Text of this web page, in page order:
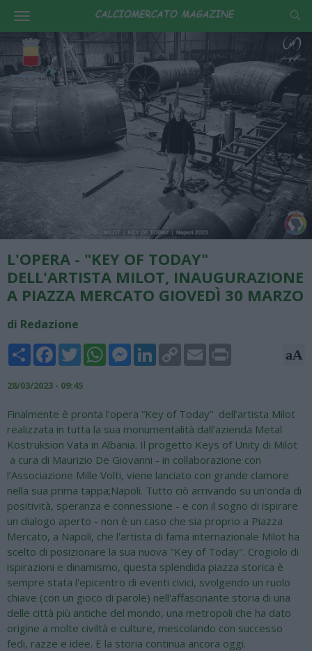
L'OPERA - "KEY OF TODAY"
DELL'ARTISTA MILOT, INAUGURAZIONE
A PIAZZA MERCATO GIOVEDÌ 30 MARZO
di Redazione
Share FacebookTwitterWhatsAppMessengerLinkedInCopy
Link
Email aA
28/03/2023 - 09:45
Finalmente è pronta l’opera “Key of Today” dell’artista Milot
realizzata in tutta la sua monumentalità dall’azienda Metal
Kostruksion Vata in Albania. Il progetto Keys of Unity di Milot
a cura di Maurizio De Giovanni - in collaborazione con
l’Associazione Mille Volti, viene lanciato con grande clamore
nella sua prima tappa;Napoli. Tutto ciò arrivando su un'onda di
positività, speranza e connessione - e con il sogno di ispirare
un dialogo aperto - non è un caso che sia proprio a Piazza
Mercato, a Napoli, che l'artista di fama internazionale Milot ha
scelto di posizionare la sua nuova "Key of Today". Crogiolo di
ispirazioni e dinamismo, questa splendida piazza storica è
sempre stata l'epicentro di eventi civici, svolgendo un ruolo
chiave (con un gioco di parole) nell'affascinante storia di una
delle città più antiche del mondo, una metropoli che ha dato
origine a molte civiltà e culture, mescolando con successo
fedi, razze e idee. E la storia continua ancora oggi.